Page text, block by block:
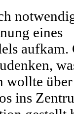
eines
aufkam.
wollte
ins